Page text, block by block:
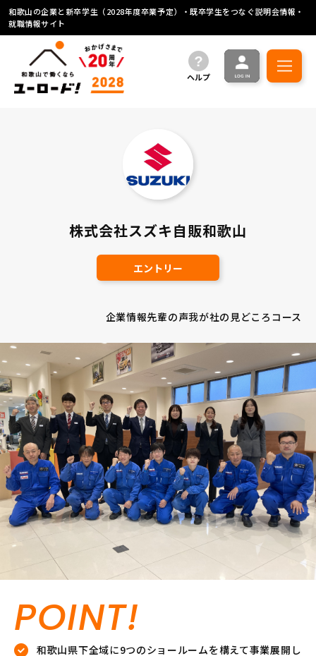
和歌山の企業と新卒学生（2028年度卒業予定）・既卒学生をつなぐ説明会情報・
就職情報サイト
ヘルプ
株式会社スズキ自販和歌山
エントリー
企業情報先輩の声我が社の見どころ コース
POINT!
和歌山県下全域に9つのショールームを構えて事業展開し